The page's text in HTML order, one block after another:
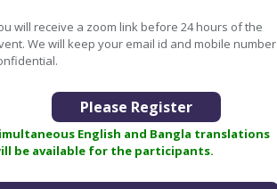
will receive a zoom link before 24 hours of the
We will keep your email id and mobile number
Please Register
English and Bangla translations
be available for the participants.